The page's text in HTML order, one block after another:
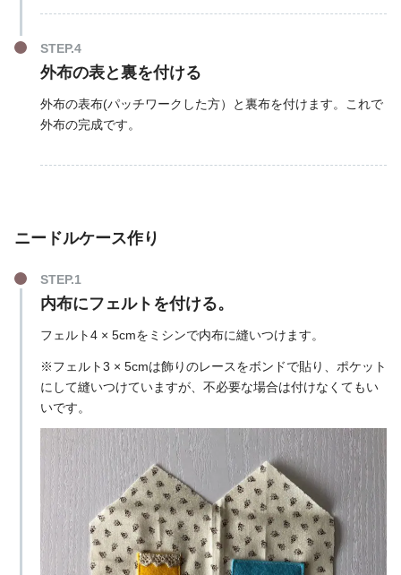
外布の表と裏を付ける
外布の表布(パッチワークした方）と裏布を付けます。これで
外布の完成です。
ニードルケース作り
内布にフェルトを付ける。
フェルト4 × 5cmをミシンで内布に縫いつけます。
※フェルト3 × 5cmは飾りのレースをボンドで貼り、ポケット
にして縫いつけていますが、不必要な場合は付けなくてもい
いです。